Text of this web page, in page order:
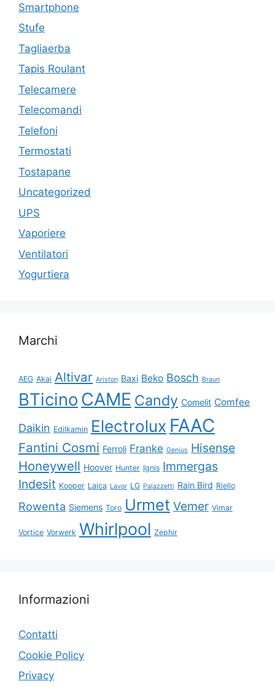
Smartphone
Stufe
Tagliaerba
Tapis Roulant
Telecamere
Telecomandi
Telefoni
Termostati
Tostapane
Uncategorized
UPS
Vaporiere
Ventilatori
Yogurtiera
Marchi
AEG Akai Altivar Ariston Baxi Beko Bosch Braun
BTicino CAME Candy Comelit Comfee
Daikin Edilkamin Electrolux FAAC
Fantini Cosmi Ferroli Franke Genius Hisense
Honeywell Hoover Hunter Ignis Immergas
Indesit Kooper Laica Lavor LG Palazzetti Rain Bird Riello
Rowenta Siemens Toro Urmet Vemer Vimar
Vortice Vorwerk Whirlpool Zephir
Informazioni
Contatti
Cookie Policy
Privacy